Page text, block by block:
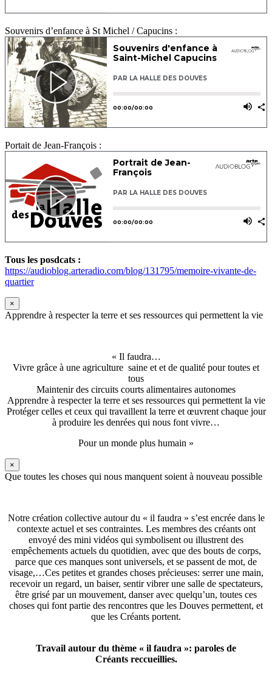
Souvenirs d’enfance à St Michel / Capucins :
Portait de Jean-François :
Tous les posdcats :
https://audioblog.arteradio.com/blog/131795/memoire-vivante-de-
quartier
×
Apprendre à respecter la terre et ses ressources qui permettent la vie
« Il faudra…
Vivre grâce à une agriculture saine et et de qualité pour toutes et
tous
Maintenir des circuits courts alimentaires autonomes
Apprendre à respecter la terre et ses ressources qui permettent la vie
Protéger celles et ceux qui travaillent la terre et œuvrent chaque jour
à produire les denrées qui nous font vivre…
Pour un monde plus humain »
×
Que toutes les choses qui nous manquent soient à nouveau possible
Notre création collective autour du « il faudra » s’est encrée dans le
contexte actuel et ses contraintes. Les membres des créants ont
envoyé des mini vidéos qui symbolisent ou illustrent des
empêchements actuels du quotidien, avec que des bouts de corps,
parce que ces manques sont universels, et se passent de mot, de
visage,…Ces petites et grandes choses précieuses: serrer une main,
recevoir un regard, un baiser, sentir vibrer une salle de spectateurs,
être grisé par un mouvement, danser avec quelqu’un, toutes ces
choses qui font partie des rencontres que les Douves permettent, et
que les Créants portent.
Travail autour du thème « il faudra »: paroles de
Créants reccueillies.